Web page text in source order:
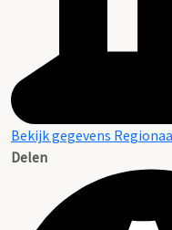
Bekijk gegevens
Delen